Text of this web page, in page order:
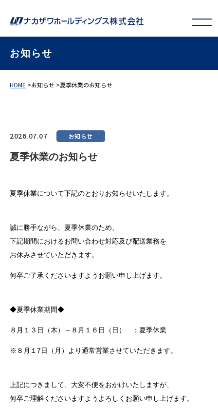
お知らせ
HOME >お知らせ >夏季休業のお知らせ
2026.07.07 お知らせ
夏季休業のお知らせ
夏季休業について下記のとおりお知らせいたします。
誠に勝手ながら、夏季休業のため、
下記期間におけるお問い合わせ対応及び配送業務を
お休みさせていただきます。
何卒ご了承くださいますようお願い申し上げます。
◆夏季休業期間◆
８月１３日（木）～８月１６日（日） ：夏季休業
※８月１7日（月）より通常営業させていただきます。
上記につきまして、大変不便をおかけいたしますが、
何卒ご理解くださいますようよろしくお願い申し上げます。